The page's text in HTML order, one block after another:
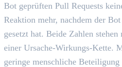
Bot geprüften Pull Requests
Reaktion mehr, nachdem der
gesetzt hat. Beide Zahlen
einer Ursache-Wirkungs-Kette.
geringe menschliche